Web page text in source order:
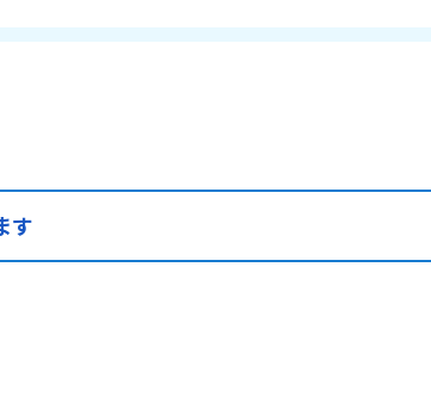
す